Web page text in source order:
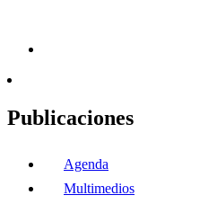
Publicaciones
Agenda
Multimedios